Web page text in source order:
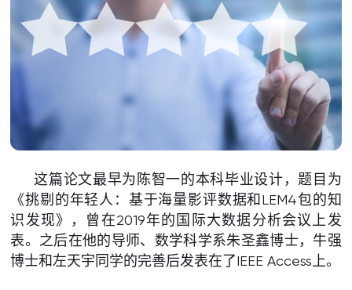
这篇论文最早为陈智一的本科毕业设计，题目为
《挑剔的年轻人：基于海量影评数据和LEM4包的知
识发现》，曾在2019年的国际大数据分析会议上发
表。之后在他的导师、数学科学系朱圣鑫博士，牛强
博士和左天宇同学的完善后发表在了IEEE Access上。